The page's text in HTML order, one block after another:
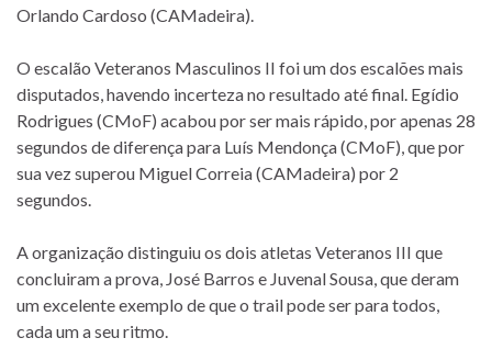
Orlando Cardoso (CAMadeira).
O escalão Veteranos Masculinos II foi um dos escalões mais
disputados, havendo incerteza no resultado até final. Egídio
Rodrigues (CMoF) acabou por ser mais rápido, por apenas 28
segundos de diferença para Luís Mendonça (CMoF), que por
sua vez superou Miguel Correia (CAMadeira) por 2
segundos.
A organização distinguiu os dois atletas Veteranos III que
concluiram a prova, José Barros e Juvenal Sousa, que deram
um excelente exemplo de que o trail pode ser para todos,
cada um a seu ritmo.